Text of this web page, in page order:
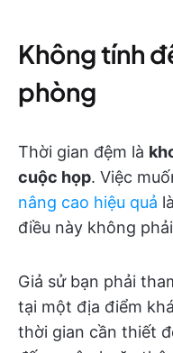
Không tính
phòng
Thời gian đệm là
cuộc họp. Việc
nâng cao hiệu quả
điều này không
Giả sử bạn phải
tại một địa điểm
thời gian cần thiết